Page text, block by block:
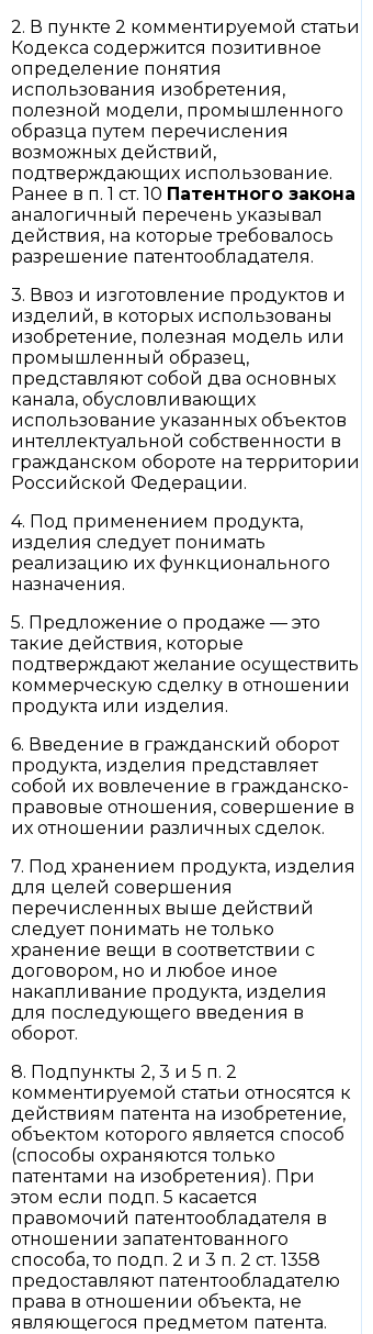
2. В пункте 2 комментируемой статьи
Кодекса содержится позитивное
определение понятия
использования изобретения,
полезной модели, промышленного
образца путем перечисления
возможных действий,
подтверждающих использование.
Ранее в п. 1 ст. 10 Патентного закона
аналогичный перечень указывал
действия, на которые требовалось
разрешение патентообладателя.
3. Ввоз и изготовление продуктов и
изделий, в которых использованы
изобретение, полезная модель или
промышленный образец,
представляют собой два основных
канала, обусловливающих
использование указанных объектов
интеллектуальной собственности в
гражданском обороте на территории
Российской Федерации.
4. Под применением продукта,
изделия следует понимать
реализацию их функционального
назначения.
5. Предложение о продаже — это
такие действия, которые
подтверждают желание осуществить
коммерческую сделку в отношении
продукта или изделия.
6. Введение в гражданский оборот
продукта, изделия представляет
собой их вовлечение в гражданско-
правовые отношения, совершение в
их отношении различных сделок.
7. Под хранением продукта, изделия
для целей совершения
перечисленных выше действий
следует понимать не только
хранение вещи в соответствии с
договором, но и любое иное
накапливание продукта, изделия
для последующего введения в
оборот.
8. Подпункты 2, 3 и 5 п. 2
комментируемой статьи относятся к
действиям патента на изобретение,
объектом которого является способ
(способы охраняются только
патентами на изобретения). При
этом если подп. 5 касается
правомочий патентообладателя в
отношении запатентованного
способа, то подп. 2 и 3 п. 2 ст. 1358
предоставляют патентообладателю
права в отношении объекта, не
являющегося предметом патента.